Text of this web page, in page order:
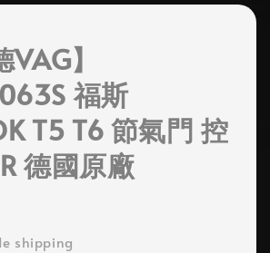
VAG】
福斯
T5 T6 節氣門 控
德國原廠
shipping